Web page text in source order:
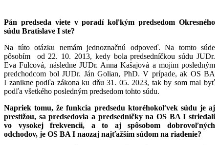
Pán predseda viete v poradí koľkým predsedom Okresného
súdu Bratislave I ste?
Na túto otázku nemám jednoznačnú odpoveď. Na tomto súde
pôsobím od 22. 10. 2013, kedy bola predsedníčkou súdu JUDr.
Eva Fulcová, následne JUDr. Anna Kašajová a mojim posledným
predchodcom bol JUDr. Ján Golian, PhD. V prípade, ak OS BA
I zanikne podľa zákona ku dňu 31. 05. 2023, tak by som mal byť
podľa všetkého posledným predsedom tohto súdu.
Napriek tomu, že funkcia predsedu ktoréhokoľvek súdu je aj
prestížou, sa predsedovia a predsedníčky na OS BA I striedali
vo vysokej frekvencii, a to aj spôsobom dobrovoľných
odchodov, je OS BA I naozaj najťažším súdom na riadenie?